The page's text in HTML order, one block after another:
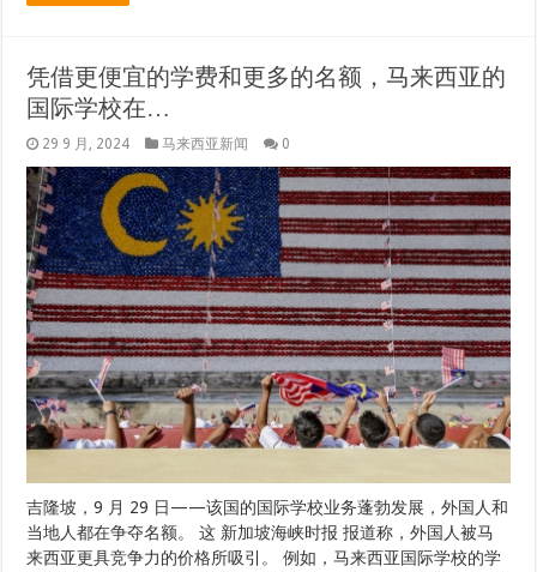
凭借更便宜的学费和更多的名额，马来西亚的
国际学校在…
29 9 月, 2024 马来西亚新闻 0
吉隆坡，9 月 29 日——该国的国际学校业务蓬勃发展，外国人和
当地人都在争夺名额。 这 新加坡海峡时报 报道称，外国人被马
来西亚更具竞争力的价格所吸引。 例如，马来西亚国际学校的学